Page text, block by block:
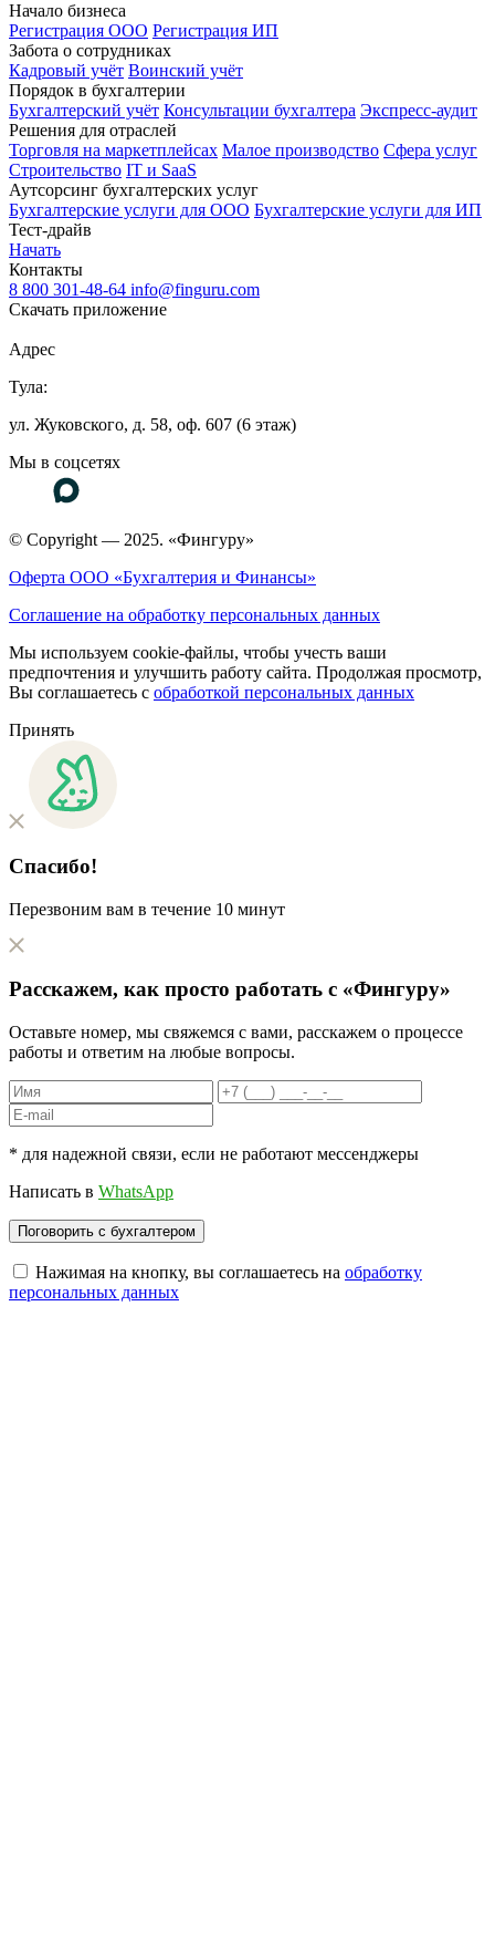
Начало бизнеса
Регистрация ООО Регистрация ИП
Забота о сотрудниках
Кадровый учёт Воинский учёт
Порядок в бухгалтерии
Бухгалтерский учёт Консультации бухгалтера Экспресс-аудит
Решения для отраслей
Торговля на маркетплейсах Малое производство Сфера услуг
Строительство IT и SaaS
Аутсорсинг бухгалтерских услуг
Бухгалтерские услуги для ООО Бухгалтерские услуги для ИП
Тест-драйв
Начать
Контакты
8 800 301-48-64 info@finguru.com
Скачать приложение
Адрес
Тула:
ул. Жуковского, д. 58, оф. 607 (6 этаж)
Мы в соцсетях
© Copyright — 2025. «Фингуру»
Оферта ООО «Бухгалтерия и Финансы»
Соглашение на обработку персональных данных
Мы используем cookie-файлы, чтобы учесть ваши
предпочтения и улучшить работу сайта. Продолжая просмотр,
Вы соглашаетесь с обработкой персональных данных
Принять
Спасибо!
Перезвоним вам в течение 10 минут
Расскажем, как просто работать с «Фингуру»
Оставьте номер, мы свяжемся с вами, расскажем о процессе
работы и ответим на любые вопросы.
* для надежной связи, если не работают мессенджеры
Написать в WhatsApp
Нажимая на кнопку, вы соглашаетесь на обработку
персональных данных